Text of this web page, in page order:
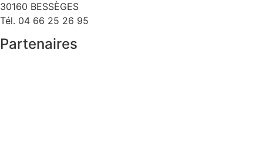
30160 BESSÈGES
Tél. 04 66 25 26 95
Partenaires